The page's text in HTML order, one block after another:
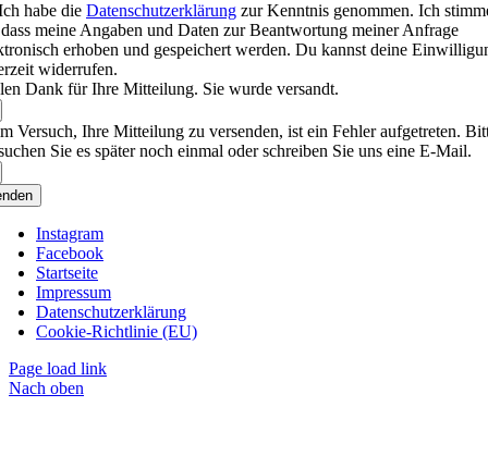
habe die Datenschutzerklärung zur Kenntnis genommen. Ich
meine Angaben und Daten zur Beantwortung meiner Anfrage
erhoben und gespeichert werden. Du kannst deine
widerrufen.
Dank für Ihre Mitteilung. Sie wurde versandt.
Versuch, Ihre Mitteilung zu versenden, ist ein Fehler aufgetreten.
Sie es später noch einmal oder schreiben Sie uns eine E-Mail.
Instagram
Facebook
Startseite
Impressum
Datenschutzerklärung
Cookie-Richtlinie (EU)
Page load link
Nach oben